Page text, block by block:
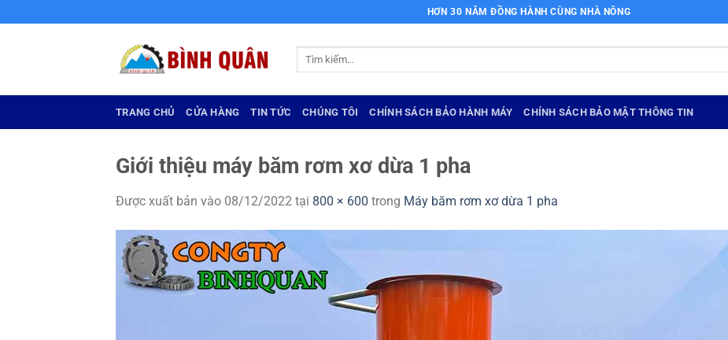
qua
HƠN 30 NĂM ĐỒNG HÀNH CÙNG NHÀ NÔNG
TRANG CHỦ CỬA HÀNG TIN TỨC CHÚNG TÔI CHÍNH SÁCH BẢO HÀNH MÁY CHÍNH SÁCH BẢO MẬT THÔNG TIN
Giới thiệu máy băm rơm xơ dừa 1 pha
Được xuất bản vào 08/12/2022 tại 800 × 600 trong Máy băm rơm xơ dừa 1 pha